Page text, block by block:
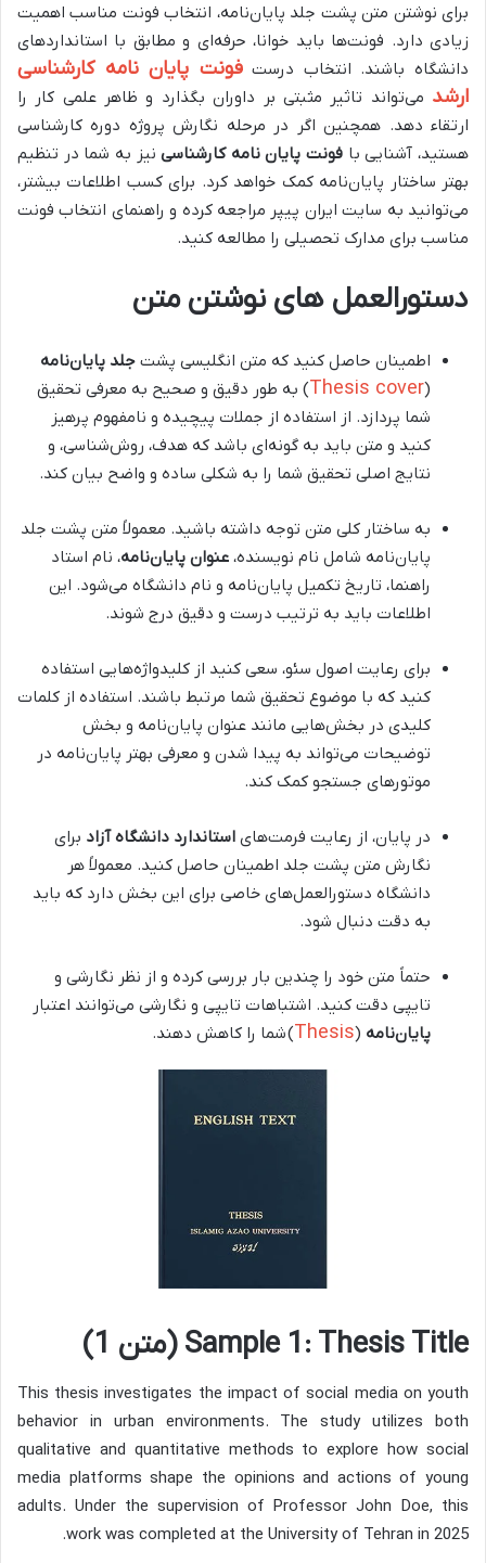
برای نوشتن متن پشت جلد پایان‌نامه، انتخاب فونت مناسب اهمیت
زیادی دارد. فونت‌ها باید خوانا، حرفه‌ای و مطابق با استانداردهای
دانشگاه باشند. انتخاب درستفونت پایان نامه کارشناسی
ارشد می‌تواند تاثیر مثبتی بر داوران بگذارد و ظاهر علمی کار را
ارتقاء دهد. همچنین اگر در مرحله نگارش پروژه دوره کارشناسی
هستید، آشنایی با فونت پایان نامه کارشناسینیز به شما در تنظیم
بهتر ساختار پایان‌نامه کمک خواهد کرد. برای کسب اطلاعات بیشتر،
می‌توانید به سایت ایران پیپر مراجعه کرده و راهنمای انتخاب فونت
مناسب برای مدارک تحصیلی را مطالعه کنید.
دستورالعمل های نوشتن متن
اطمینان حاصل کنید که متن انگلیسی پشت جلد پایان‌نامه
(
Thesis cover) به طور دقیق و صحیح به معرفی تحقیق
شما پردازد. از استفاده از جملات پیچیده و نامفهوم پرهیز
کنید و متن باید به گونه‌ای باشد که هدف، روش‌شناسی، و
نتایج اصلی تحقیق شما را به شکلی ساده و واضح بیان کند.
به ساختار کلی متن توجه داشته باشید. معمولاً متن پشت جلد
پایان‌نامه شامل نام نویسنده، عنوان پایان‌نامه، نام استاد
راهنما، تاریخ تکمیل پایان‌نامه و نام دانشگاه می‌شود. این
اطلاعات باید به ترتیب درست و دقیق درج شوند.
برای رعایت اصول سئو، سعی کنید از کلیدواژه‌هایی استفاده
کنید که با موضوع تحقیق شما مرتبط باشند. استفاده از کلمات
کلیدی در بخش‌هایی مانند عنوان پایان‌نامه و بخش
توضیحات می‌تواند به پیدا شدن و معرفی بهتر پایان‌نامه در
موتورهای جستجو کمک کند.
در پایان، از رعایت فرمت‌های استاندارد دانشگاه آزاد برای
نگارش متن پشت جلد اطمینان حاصل کنید. معمولاً هر
دانشگاه دستورالعمل‌های خاصی برای این بخش دارد که باید
به دقت دنبال شود.
حتماً متن خود را چندین بار بررسی کرده و از نظر نگارشی و
تایپی دقت کنید. اشتباهات تایپی و نگارشی می‌توانند اعتبار
پایان‌نامه (
Thesis) شما را کاهش دهند.
Sample 1: Thesis Title (متن 1)
This thesis investigates the impact of social media on youth
behavior in urban environments. The study utilizes both
qualitative and quantitative methods to explore how social
media platforms shape the opinions and actions of young
adults. Under the supervision of Professor John Doe, this
work was completed at the University of Tehran in 2025.